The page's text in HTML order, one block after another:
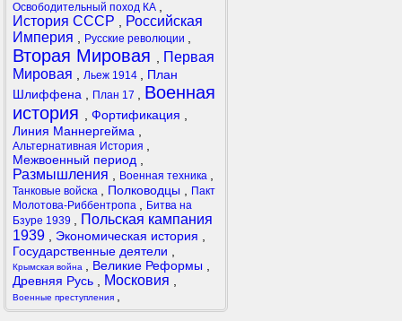
Освободительный поход КА
История СССР
Российская
Империя
Русские революции
Вторая Мировая
Первая
Мировая
Льеж 1914
План
Шлиффена
План 17
Военная
история
Фортификация
Линия Маннергейма
Альтернативная История
Межвоенный период
Размышления Военная техника
Танковые войска Полководцы
Пакт
Молотова-Риббентропа
Битва на
Бзуре 1939
Польская кампания
1939
Экономическая история
Государственные деятели
Крымская война Великие Реформы
Древняя Русь
Московия
Военные преступления